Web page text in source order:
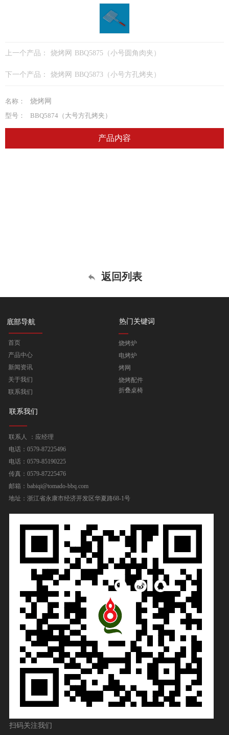
上一个产品： 烧烤网 BBQ5875（小号圆角肉夹）
下一个产品： 烧烤网 BBQ5873（小号方孔烤夹）
名称：
烧烤网
型号：
BBQ5874（大号方孔烤夹）
产品内容
返回列表
底部导航
首页
产品中心
新闻资讯
关于我们
联系我们
热门关键词
烧烤炉
电烤炉
烤网
烧烤配件
折叠桌椅
联系我们
联系人 ：应经理
电话：0579-87225496
电话：0579-85190225
传真：0579-87225476
邮箱：babiqi@tomado-bbq.com
地址：浙江省永康市经济开发区华夏路68-1号
扫码关注我们